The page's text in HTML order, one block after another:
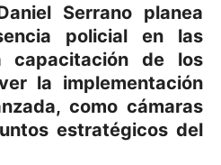
Serrano planea
policial en las
capacitación de los
la implementación
como cámaras
estratégicos del